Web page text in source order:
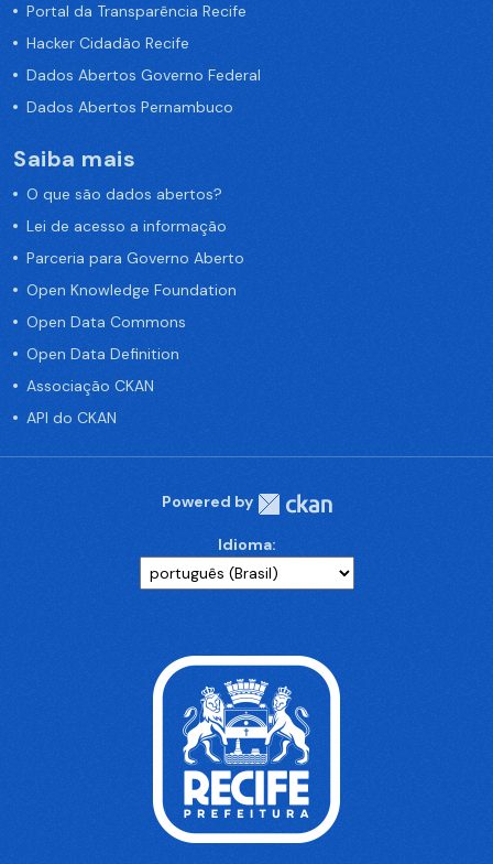
Portal da Transparência Recife
Hacker Cidadão Recife
Dados Abertos Governo Federal
Dados Abertos Pernambuco
Saiba mais
O que são dados abertos?
Lei de acesso a informação
Parceria para Governo Aberto
Open Knowledge Foundation
Open Data Commons
Open Data Definition
Associação CKAN
API do CKAN
Powered by
Idioma